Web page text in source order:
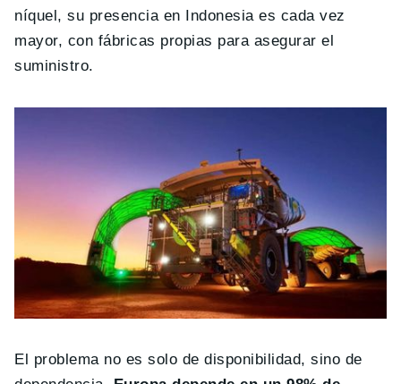
níquel, su presencia en Indonesia es cada vez
mayor, con fábricas propias para asegurar el
suministro.
El problema no es solo de disponibilidad, sino de